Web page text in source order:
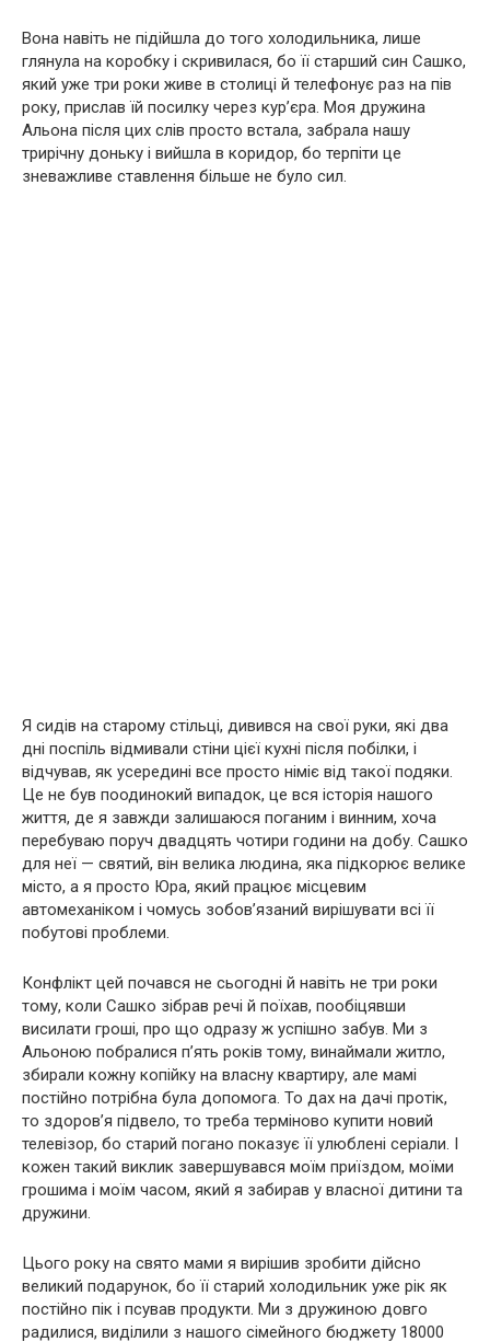
Вона навіть не підійшла до того холодильника, лише
глянула на коробку і скривилася, бо її старший син Сашко,
який уже три роки живе в столиці й телефонує раз на пів
року, прислав їй посилку через кур’єра. Моя дружина
Альона після цих слів просто встала, забрала нашу
трирічну доньку і вийшла в коридор, бо терпіти це
зневажливе ставлення більше не було сил.
Я сидів на старому стільці, дивився на свої руки, які два
дні поспіль відмивали стіни цієї кухні після побілки, і
відчував, як усередині все просто німіє від такої подяки.
Це не був поодинокий випадок, це вся історія нашого
життя, де я завжди залишаюся поганим і винним, хоча
перебуваю поруч двадцять чотири години на добу. Сашко
для неї — святий, він велика людина, яка підкорює велике
місто, а я просто Юра, який працює місцевим
автомеханіком і чомусь зобов’язаний вирішувати всі її
побутові проблеми.
Конфлікт цей почався не сьогодні й навіть не три роки
тому, коли Сашко зібрав речі й поїхав, пообіцявши
висилати гроші, про що одразу ж успішно забув. Ми з
Альоною побралися п’ять років тому, винаймали житло,
збирали кожну копійку на власну квартиру, але мамі
постійно потрібна була допомога. То дах на дачі протік,
то здоров’я підвело, то треба терміново купити новий
телевізор, бо старий погано показує її улюблені серіали. І
кожен такий виклик завершувався моїм приїздом, моїми
грошима і моїм часом, який я забирав у власної дитини та
дружини.
Цього року на свято мами я вирішив зробити дійсно
великий подарунок, бо її старий холодильник уже рік як
постійно пік і псував продукти. Ми з дружиною довго
радилися, виділили з нашого сімейного бюджету 18000